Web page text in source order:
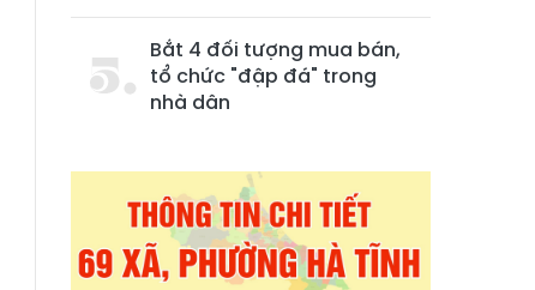
Bắt 4 đối tượng mua bán,
tổ chức "đập đá" trong
nhà dân